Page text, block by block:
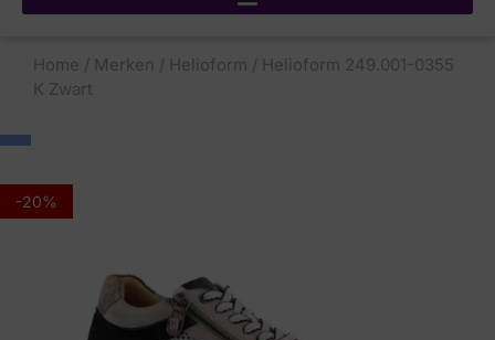
Home / Merken / Helioform / Helioform 249.001-0355
K Zwart
-20%